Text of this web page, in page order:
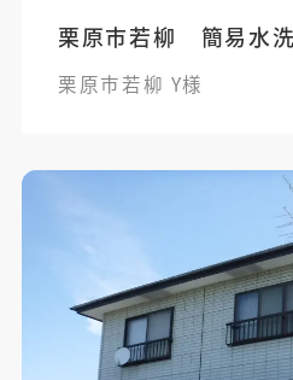
栗原市若柳 簡易水
栗原市若柳 Y様